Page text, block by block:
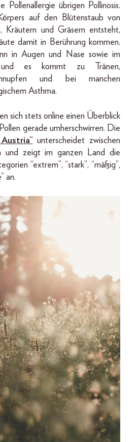
Pollenallergie übrigen Pollinosis.
auf den Blütenstaub von
Kräutern und Gräsern entsteht,
damit in Berührung kommen.
in Augen und Nase sowie im
und es kommt zu Tränen,
und bei manchen
Asthma.
sich stets online einen Überblick
gerade umherschwirren. Die
unterscheidet zwischen
und zeigt im ganzen Land die
“extrem”, “stark”, “mäßig”,
an.